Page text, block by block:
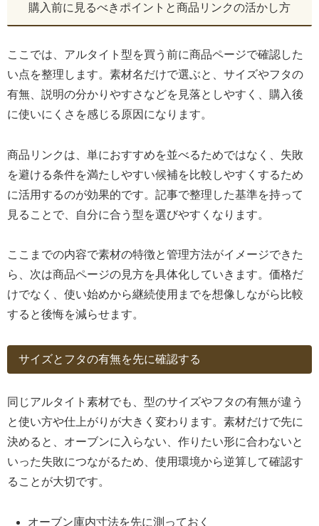
購入前に見るべきポイントと商品リンクの活かし方
ここでは、アルタイト型を買う前に商品ページで確認した
い点を整理します。素材名だけで選ぶと、サイズやフタの
有無、説明の分かりやすさなどを見落としやすく、購入後
に使いにくさを感じる原因になります。
商品リンクは、単におすすめを並べるためではなく、失敗
を避ける条件を満たしやすい候補を比較しやすくするため
に活用するのが効果的です。記事で整理した基準を持って
見ることで、自分に合う型を選びやすくなります。
ここまでの内容で素材の特徴と管理方法がイメージできた
ら、次は商品ページの見方を具体化していきます。価格だ
けでなく、使い始めから継続使用までを想像しながら比較
すると後悔を減らせます。
サイズとフタの有無を先に確認する
同じアルタイト素材でも、型のサイズやフタの有無が違う
と使い方や仕上がりが大きく変わります。素材だけで先に
決めると、オーブンに入らない、作りたい形に合わないと
いった失敗につながるため、使用環境から逆算して確認す
ることが大切です。
オーブン庫内寸法を先に測っておく